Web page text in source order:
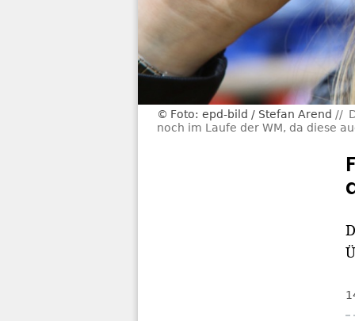
Foto: epd-bild / Stefan Arend
noch im Laufe der WM, da diese